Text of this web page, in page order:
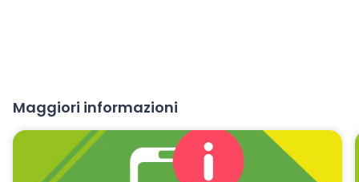
Maggiori informazioni